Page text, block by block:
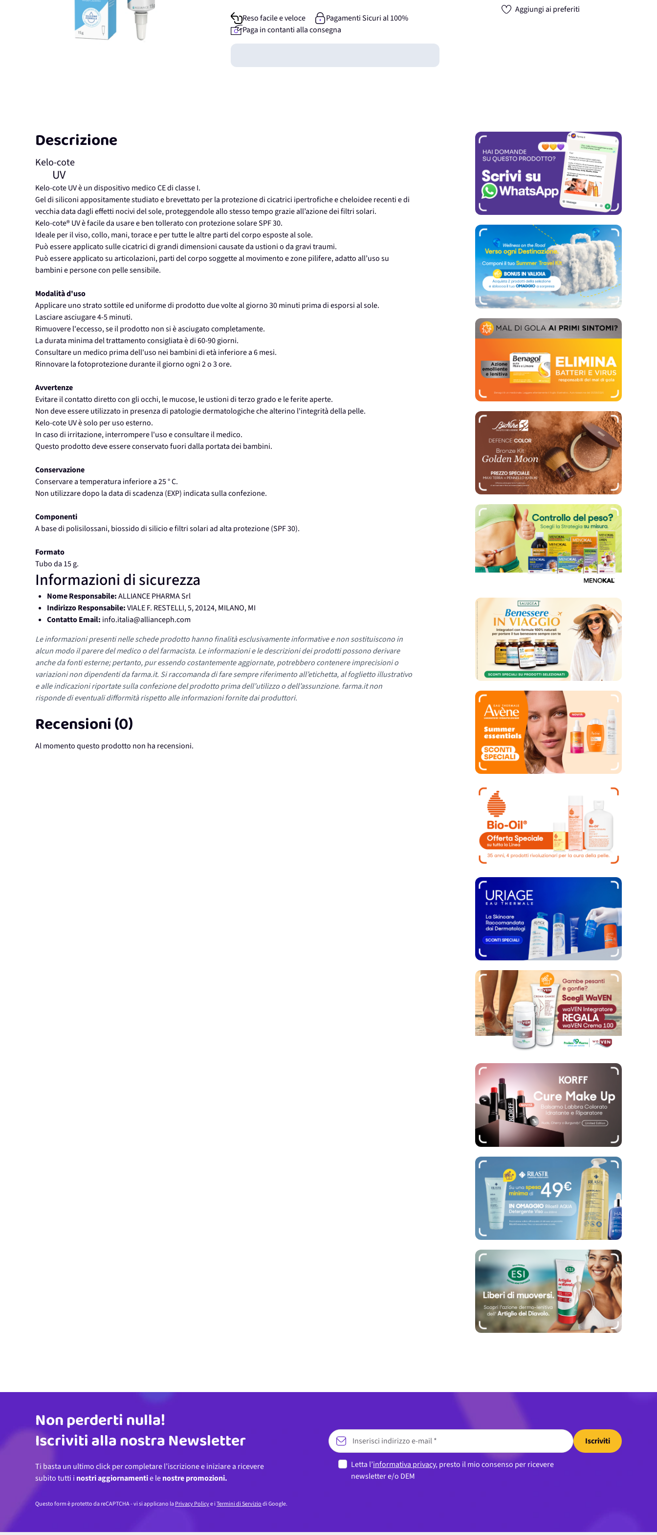
Aggiungi ai preferiti
Reso facile e veloce
Pagamenti Sicuri al 100%
Paga in contanti alla consegna
Guadagna
Descrizione
Kelo-cote
UV
Kelo-cote UV è un dispositivo medico CE di classe I.
Gel di siliconi appositamente studiato e brevettato per la protezione di cicatrici ipertrofiche e cheloidee recenti e di
vecchia data dagli effetti nocivi del sole, proteggendole allo stesso tempo grazie all’azione dei filtri solari.
Kelo-cote® UV è facile da usare e ben tollerato con protezione solare SPF 30.
Ideale per il viso, collo, mani, torace e per tutte le altre parti del corpo esposte al sole.
Può essere applicato sulle cicatrici di grandi dimensioni causate da ustioni o da gravi traumi.
Può essere applicato su articolazioni, parti del corpo soggette al movimento e zone pilifere, adatto all’uso su
bambini e persone con pelle sensibile.
Modalità d'uso
Applicare uno strato sottile ed uniforme di prodotto due volte al giorno 30 minuti prima di esporsi al sole.
Lasciare asciugare 4-5 minuti.
Rimuovere l'eccesso, se il prodotto non si è asciugato completamente.
La durata minima del trattamento consigliata è di 60-90 giorni.
Consultare un medico prima dell'uso nei bambini di età inferiore a 6 mesi.
Rinnovare la fotoprotezione durante il giorno ogni 2 o 3 ore.
Avvertenze
Evitare il contatto diretto con gli occhi, le mucose, le ustioni di terzo grado e le ferite aperte.
Non deve essere utilizzato in presenza di patologie dermatologiche che alterino l'integrità della pelle.
Kelo-cote UV è solo per uso esterno.
In caso di irritazione, interrompere l'uso e consultare il medico.
Questo prodotto deve essere conservato fuori dalla portata dei bambini.
Conservazione
Conservare a temperatura inferiore a 25 ° C.
Non utilizzare dopo la data di scadenza (EXP) indicata sulla confezione.
Componenti
A base di polisilossani, biossido di silicio e filtri solari ad alta protezione (SPF 30).
Formato
Tubo da 15 g.
Informazioni di sicurezza
Nome Responsabile:ALLIANCE PHARMA Srl
Indirizzo Responsabile:VIALE F. RESTELLI, 5, 20124, MILANO, MI
Contatto Email: info.italia@allianceph.com
Le informazioni presenti nelle schede prodotto hanno finalità esclusivamente informative e non sostituiscono in
alcun modo il parere del medico o del farmacista. Le informazioni e le descrizioni dei prodotti possono derivare
anche da fonti esterne; pertanto, pur essendo costantemente aggiornate, potrebbero contenere imprecisioni o
variazioni non dipendenti da farma.it. Si raccomanda di fare sempre riferimento all’etichetta, al foglietto illustrativo
e alle indicazioni riportate sulla confezione del prodotto prima dell’utilizzo o dell’assunzione. farma.it non
risponde di eventuali difformità rispetto alle informazioni fornite dai produttori.
Recensioni (0)
Al momento questo prodotto non ha recensioni.
Indirizzo email
Non perderti nulla!
Iscriviti alla nostra Newsletter
Ti basta un ultimo click per completare l’iscrizione e iniziare a ricevere
subito tutti i nostri aggiornamentie lenostre promozioni.
Iscriviti
Letta l’informativa privacy, presto il mio consenso per ricevere
newsletter e/o DEM
Questo form è protetto da reCAPTCHA - vi si applicano laPrivacy Policye iTermini di Serviziodi Google.